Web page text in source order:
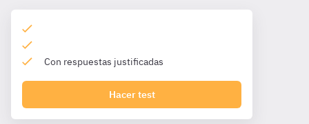
Con respuestas justificadas
Hacer test